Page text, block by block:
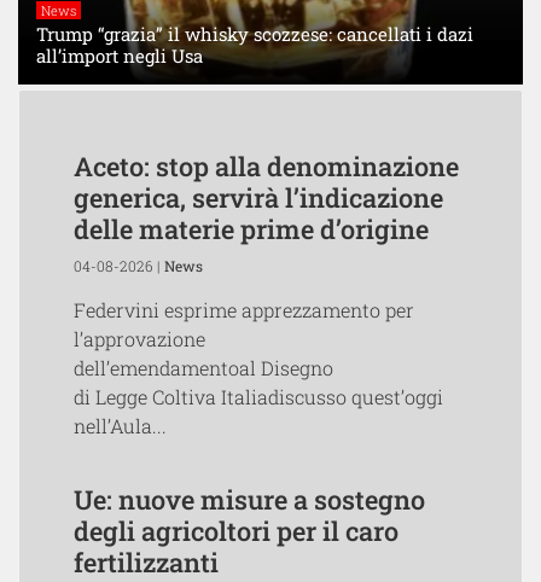
News
Trump “grazia” il whisky scozzese: cancellati i dazi
all’import negli Usa
Aceto: stop alla denominazione
generica, servirà l’indicazione
delle materie prime d’origine
04-08-2026 | News
Federvini esprime apprezzamento per
l’approvazione
dell’emendamentoal Disegno
di Legge Coltiva Italiadiscusso quest’oggi
nell’Aula...
Ue: nuove misure a sostegno
degli agricoltori per il caro
fertilizzanti